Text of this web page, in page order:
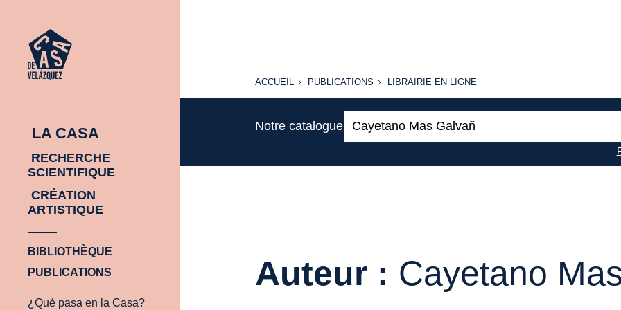
LA CASA
RECHERCHE
SCIENTIFIQUE
CRÉATION
ARTISTIQUE
BIBLIOTHÈQUE
PUBLICATIONS
¿Qué pasa en la Casa?
ACCUEIL
ACCUEIL PUBLICATIONS
PUBLICATIONS
LIBRAIRIE
LIBRAIRIE EN LIGNE
Notre catalogue:
Auteur : Cayetano